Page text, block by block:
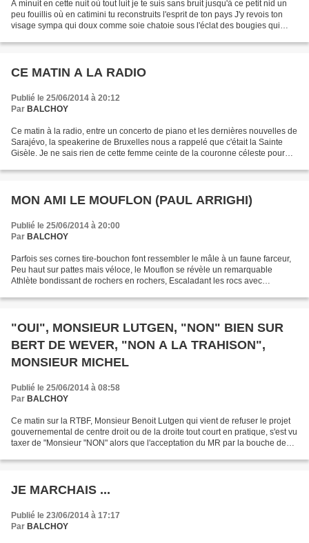
A minuit en cette nuit où tout luit je te suis sans bruit jusqu'à ce petit nid un
peu fouillis où en catimini tu reconstruits l'esprit de ton pays J'y revois ton
visage sympa qui doux comme soie chatoie sous l'éclat des bougies qui
CE MATIN A LA RADIO
Publié le 25/06/2014 à 20:12
Par BALCHOY
Ce matin à la radio, entre un concerto de piano et les dernières nouvelles de
Sarajévo, la speakerine de Bruxelles nous a rappelé que c'était la Sainte
Gisèle. Je ne sais rien de cette femme ceinte de la couronne céleste pour
MON AMI LE MOUFLON (PAUL ARRIGHI)
Publié le 25/06/2014 à 20:00
Par BALCHOY
Parfois ses cornes tire-bouchon font ressembler le mâle à un faune farceur,
Peu haut sur pattes mais véloce, le Mouflon se révèle un remarquable
Athlète bondissant de rochers en rochers, Escaladant les rocs avec
"OUI", MONSIEUR LUTGEN, "NON" BIEN SUR
BERT DE WEVER, "NON A LA TRAHISON",
MONSIEUR MICHEL
Publié le 25/06/2014 à 08:58
Par BALCHOY
Ce matin sur la RTBF, Monsieur Benoit Lutgen qui vient de refuser le projet
gouvernemental de centre droit ou de la droite tout court en pratique, s'est vu
taxer de "Monsieur "NON" alors que l'acceptation du MR par la bouche de
JE MARCHAIS ...
Publié le 23/06/2014 à 17:17
Par BALCHOY